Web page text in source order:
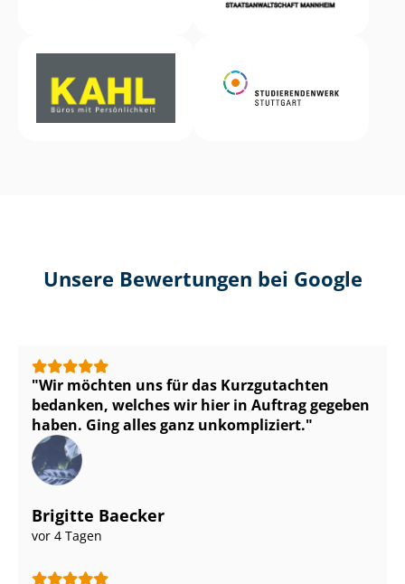
Unsere Bewertungen bei Google
Wir möchten uns für das Kurzgutachten
bedanken, welches wir hier in Auftrag gegeben
haben. Ging alles ganz unkompliziert.
Brigitte Baecker
vor 4 Tagen